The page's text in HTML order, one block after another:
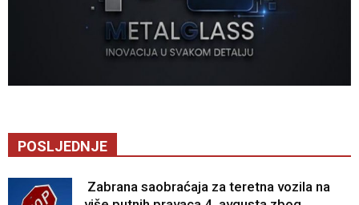
POSLJEDNJE
Zabrana saobraćaja za teretna vozila na